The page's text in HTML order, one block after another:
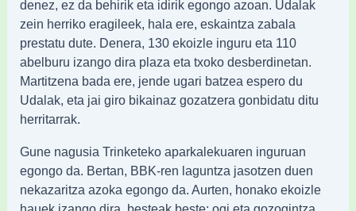
denez, ez da behirik eta idirik egongo azoan. Udalak
zein herriko eragileek, hala ere, eskaintza zabala
prestatu dute. Denera, 130 ekoizle inguru eta 110
abelburu izango dira plaza eta txoko desberdinetan.
Martitzena bada ere, jende ugari batzea espero du
Udalak, eta jai giro bikainaz gozatzera gonbidatu ditu
herritarrak.
Gune nagusia Trinketeko aparkalekuaren inguruan
egongo da. Bertan, BBK-ren laguntza jasotzen duen
nekazaritza azoka egongo da. Aurten, honako ekoizle